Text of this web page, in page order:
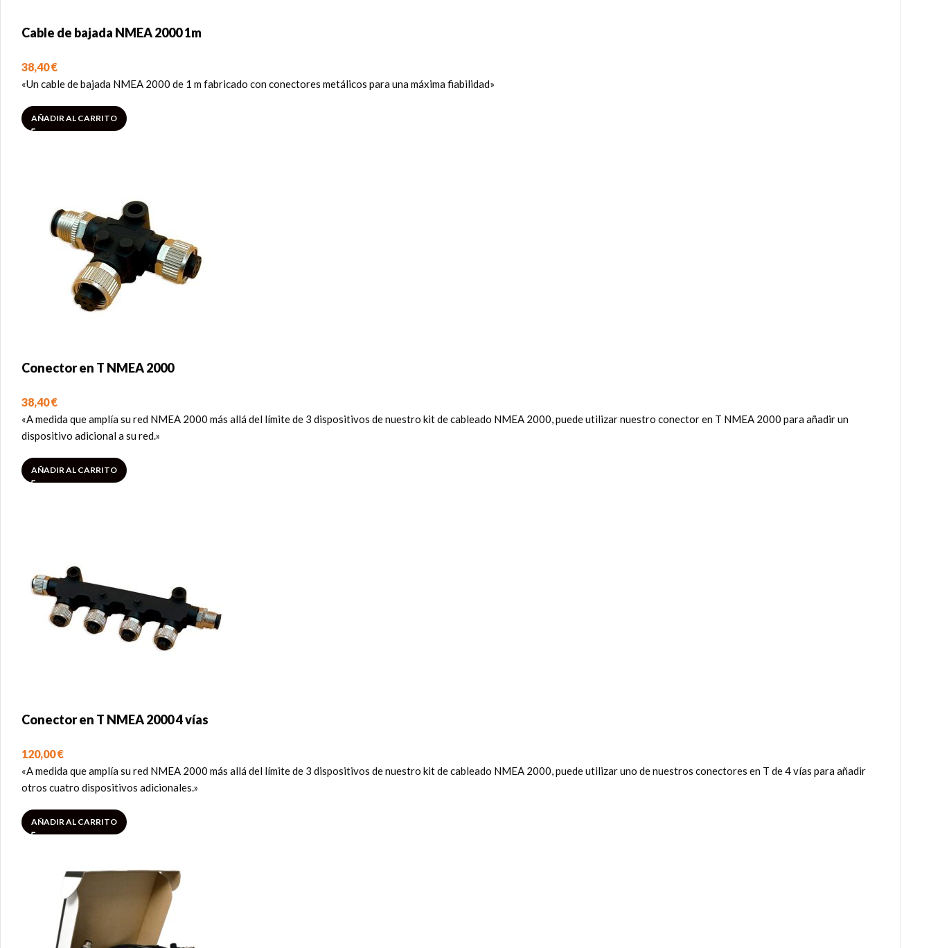
Cable de bajada NMEA 2000 1m
38,40€
«Un cable de bajada NMEA 2000 de 1 m fabricado con conectores metálicos para una máxima fiabilidad»
AÑADIR AL CARRITO
Conector en T NMEA 2000
38,40€
«A medida que amplía su red NMEA 2000 más allá del límite de 3 dispositivos de nuestro kit de cableado NMEA 2000, puede utilizar nuestro conector en T NMEA 2000 para añadir un
dispositivo adicional a su red.»
AÑADIR AL CARRITO
Conector en T NMEA 2000 4 vías
120,00€
«A medida que amplía su red NMEA 2000 más allá del límite de 3 dispositivos de nuestro kit de cableado NMEA 2000, puede utilizar uno de nuestros conectores en T de 4 vías para añadir
otros cuatro dispositivos adicionales.»
AÑADIR AL CARRITO